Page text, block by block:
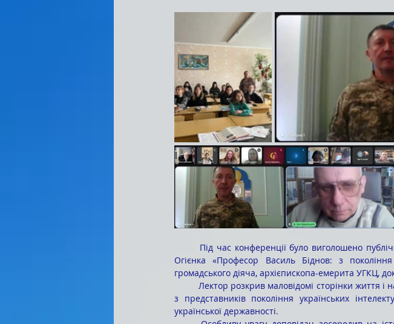
Огієнка «Професор Василь Біднов: з
громадського діяча, архієпископа-емерита УГКЦ,
	Лектор розкрив маловідомі сторінки життя і наукової діяльності професора Василя Біднова ­– одного
з представників покоління українських
української державності.